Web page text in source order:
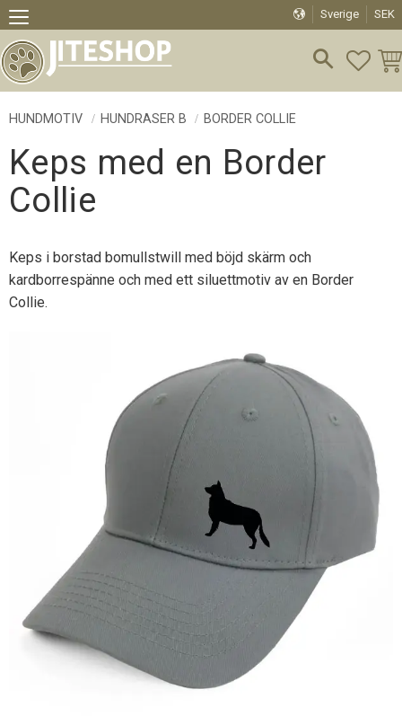
Meny
Sverige SEK
HUNDMOTIV HUNDRASER B BORDER COLLIE
Keps med en Border
Collie
Keps i borstad bomullstwill med böjd skärm och
kardborrespänne och med ett siluettmotiv av en Border
Collie.